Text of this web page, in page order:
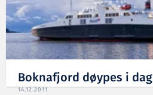
Boknafjord døypes i dag
14.12.2011